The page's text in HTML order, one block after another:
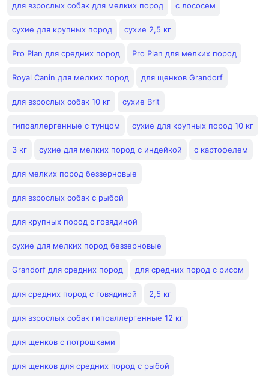
для взрослых собак для мелких пород с лососем
сухие для крупных пород сухие 2,5 кг
Pro Plan для средних пород Pro Plan для мелких пород
Royal Canin для мелких пород для щенков Grandorf
для взрослых собак 10 кг сухие Brit
гипоаллергенные с тунцом сухие для крупных пород 10 кг
3 кг сухие для мелких пород с индейкой с картофелем
для мелких пород беззерновые
для взрослых собак с рыбой
для крупных пород с говядиной
сухие для мелких пород беззерновые
Grandorf для средних пород для средних пород с рисом
для средних пород с говядиной 2,5 кг
для взрослых собак гипоаллергенные 12 кг
для щенков с потрошками
для щенков для средних пород с рыбой